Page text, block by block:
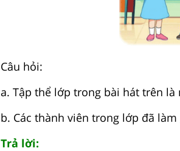
Câu hỏi:
a. Tập thể lớp trong bài hát trên
b. Các thành viên trong lớp đã
Trả lời: